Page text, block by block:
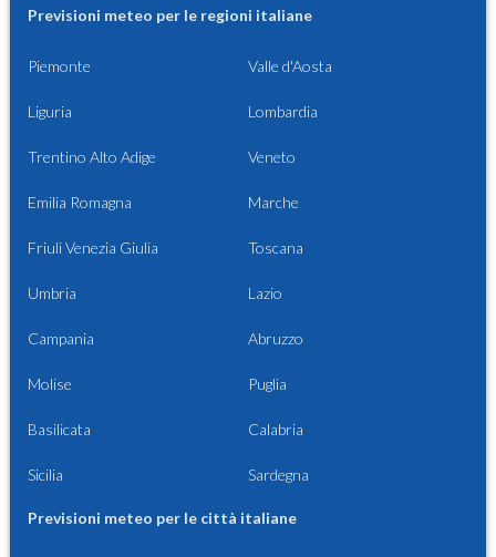
Previsioni meteo per le regioni italiane
Piemonte Valle d'Aosta
Liguria Lombardia
Trentino Alto Adige Veneto
Emilia Romagna Marche
Friuli Venezia Giulia Toscana
Umbria Lazio
Campania Abruzzo
Molise Puglia
Basilicata Calabria
Sicilia Sardegna
Previsioni meteo per le città italiane